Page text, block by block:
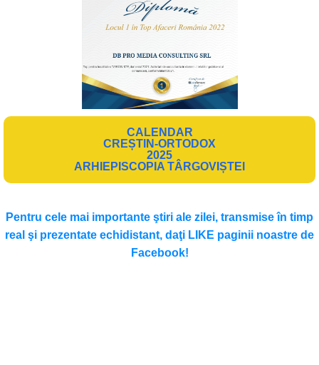
CALENDAR
CREȘTIN-ORTODOX
2025
ARHIEPISCOPIA TÂRGOVIȘTEI
Pentru cele mai importante ştiri ale zilei, transmise în timp
real şi prezentate echidistant, daţi LIKE paginii noastre de
Facebook!